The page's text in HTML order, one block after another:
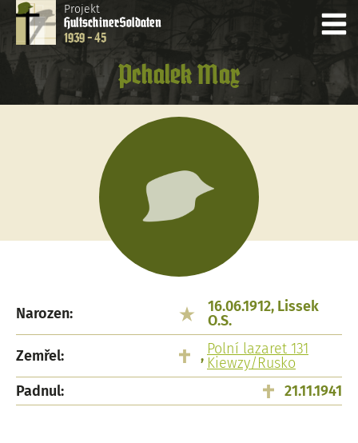
Projekt
HultschinerSoldaten
1939 - 45
Pchalek Max
Narozen:
16.06.1912, Lissek
O.S.
Zemřel:
, Polní lazaret 131
Kiewzy/Rusko
Padnul:
21.11.1941